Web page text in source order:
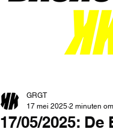
17/05/2025:
GRGT
17 mei 2025 2 minuten